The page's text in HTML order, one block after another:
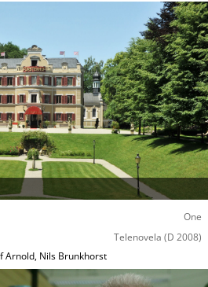
One
Telenovela (D 2008)
Arnold, Nils Brunkhorst